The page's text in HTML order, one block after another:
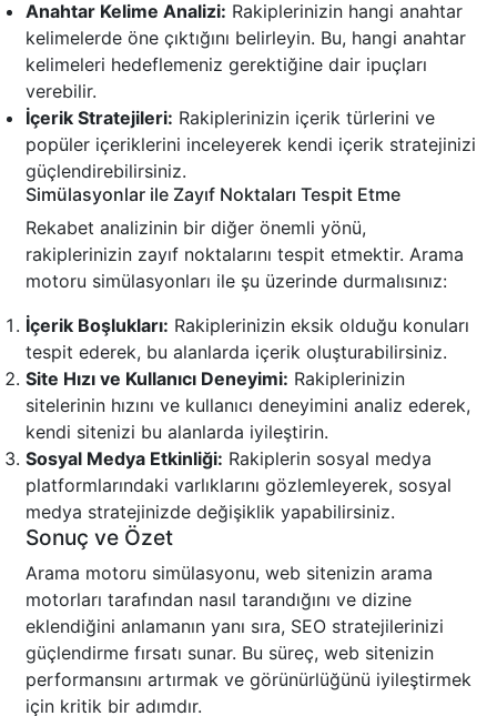
Anahtar Kelime Analizi: Rakiplerinizin hangi anahtar
kelimelerde öne çıktığını belirleyin. Bu, hangi anahtar
kelimeleri hedeflemeniz gerektiğine dair ipuçları
verebilir.
İçerik Stratejileri: Rakiplerinizin içerik türlerini ve
popüler içeriklerini inceleyerek kendi içerik stratejinizi
güçlendirebilirsiniz.
Simülasyonlar ile Zayıf Noktaları Tespit Etme
Rekabet analizinin bir diğer önemli yönü,
rakiplerinizin zayıf noktalarını tespit etmektir. Arama
motoru simülasyonları ile şu üzerinde durmalısınız:
İçerik Boşlukları: Rakiplerinizin eksik olduğu konuları
tespit ederek, bu alanlarda içerik oluşturabilirsiniz.
Site Hızı ve Kullanıcı Deneyimi: Rakiplerinizin
sitelerinin hızını ve kullanıcı deneyimini analiz ederek,
kendi sitenizi bu alanlarda iyileştirin.
Sosyal Medya Etkinliği: Rakiplerin sosyal medya
platformlarındaki varlıklarını gözlemleyerek, sosyal
medya stratejinizde değişiklik yapabilirsiniz.
Sonuç ve Özet
Arama motoru simülasyonu, web sitenizin arama
motorları tarafından nasıl tarandığını ve dizine
eklendiğini anlamanın yanı sıra, SEO stratejilerinizi
güçlendirme fırsatı sunar. Bu süreç, web sitenizin
performansını artırmak ve görünürlüğünü iyileştirmek
için kritik bir adımdır.